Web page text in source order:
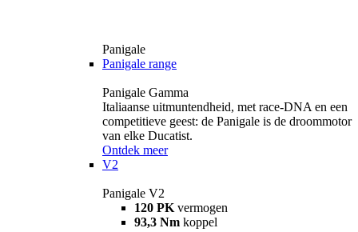
Panigale
Panigale range
Panigale Gamma
Italiaanse uitmuntendheid, met race-DNA en een
competitieve geest: de Panigale is de droommotor
van elke Ducatist.
Ontdek meer
V2
Panigale V2
120 PK vermogen
93,3 Nm koppel